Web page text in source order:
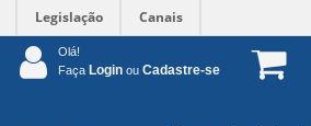
Legislação Canais
Olá!
Faça Login ou Cadastre-se